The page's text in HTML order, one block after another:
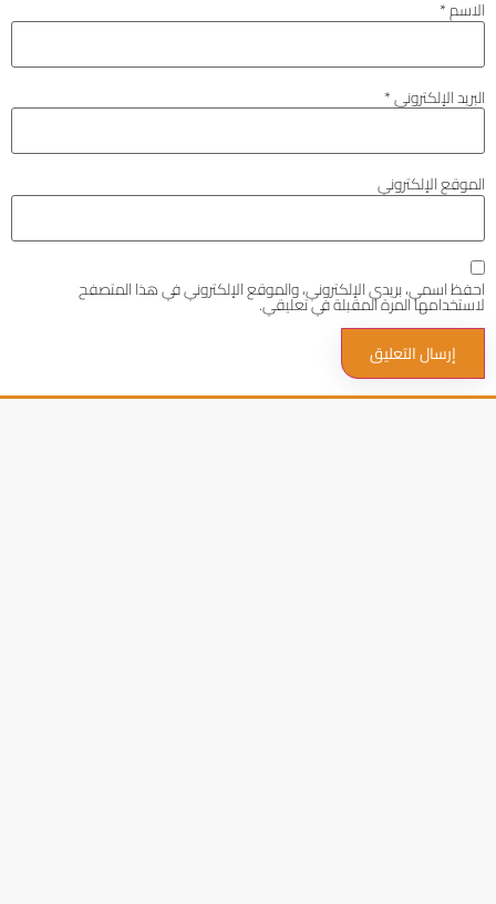
الاسم*
البريد الإلكتروني*
الموقع الإلكتروني
احفظ اسمي، بريدي الإلكتروني، والموقع الإلكتروني في هذا المتصفح
لاستخدامها المرة المقبلة في تعليقي.